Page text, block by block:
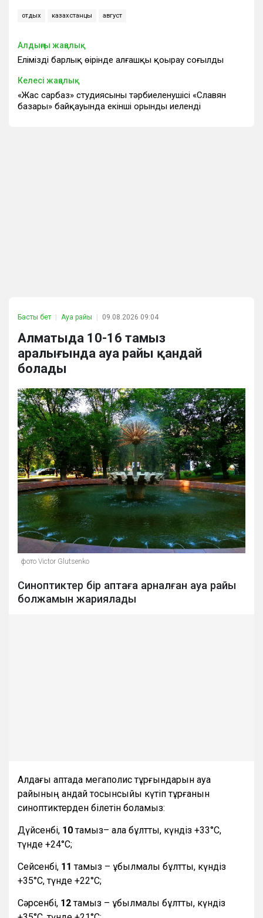
отдых казахстанцы август
Алдыңғы жаңалық
Еліміздің барлық өңірінде алғашқы қоңырау соғылды
Келесі жаңалық
«Жас сарбаз» студиясының тәрбиеленушісі «Славян
базары» байқауында екінші орынды иеленді
Басты бет Ауа райы 09.08.2026 09:04
Алматыда 10-16 тамыз
аралығында ауа райы қандай
болады
фото Victor Glutsenko
Синоптиктер бір аптаға арналған ауа райы
болжамын жариялады
Алдағы аптада мегаполис тұрғындарын ауа
райының қандай тосынсыйы күтіп тұрғанын
синоптиктерден білетін боламыз:
Дүйсенбі, 10тамыз– ала бұлтты, күндіз +33°С,
түнде +24°С;
Сейсенбі, 11тамыз – құбылмалы бұлтты, күндіз
+35°С, түнде +22°С;
Сәрсенбі, 12тамыз – құбылмалы бұлтты, күндіз